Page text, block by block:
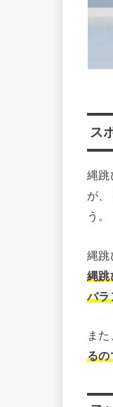
ス
縄跳
が
う。
縄跳
縄跳
バラ
また
る